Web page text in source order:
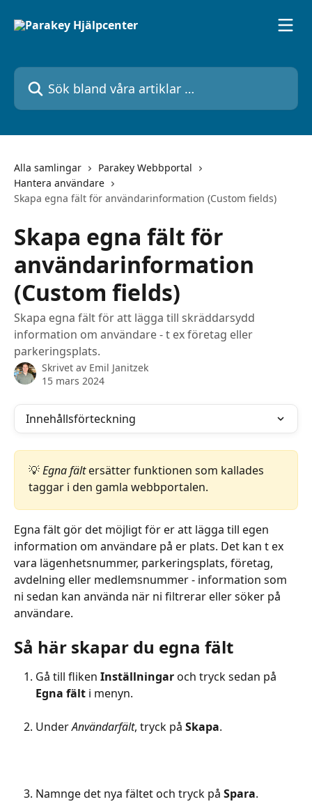
Sök bland våra artiklar …
Alla samlingar
Parakey Webbportal
Hantera användare
Skapa egna fält för användarinformation (Custom fields)
Skapa egna fält för
användarinformation
(Custom fields)
Skapa egna fält för att lägga till skräddarsydd
information om användare - t ex företag eller
parkeringsplats.
Skrivet av Emil Janitzek
15 mars 2024
Innehållsförteckning
💡 Egna fält ersätter funktionen som kallades
taggar i den gamla webbportalen.
Egna fält gör det möjligt för er att lägga till egen
information om användare på er plats. Det kan t ex
vara lägenhetsnummer, parkeringsplats, företag,
avdelning eller medlemsnummer - information som
ni sedan kan använda när ni filtrerar eller söker på
användare.
Så här skapar du egna fält
Gå till fliken Inställningar och tryck sedan på
Egna fält i menyn.
Under Användarfält, tryck på Skapa.
Namnge det nya fältet och tryck på Spara.